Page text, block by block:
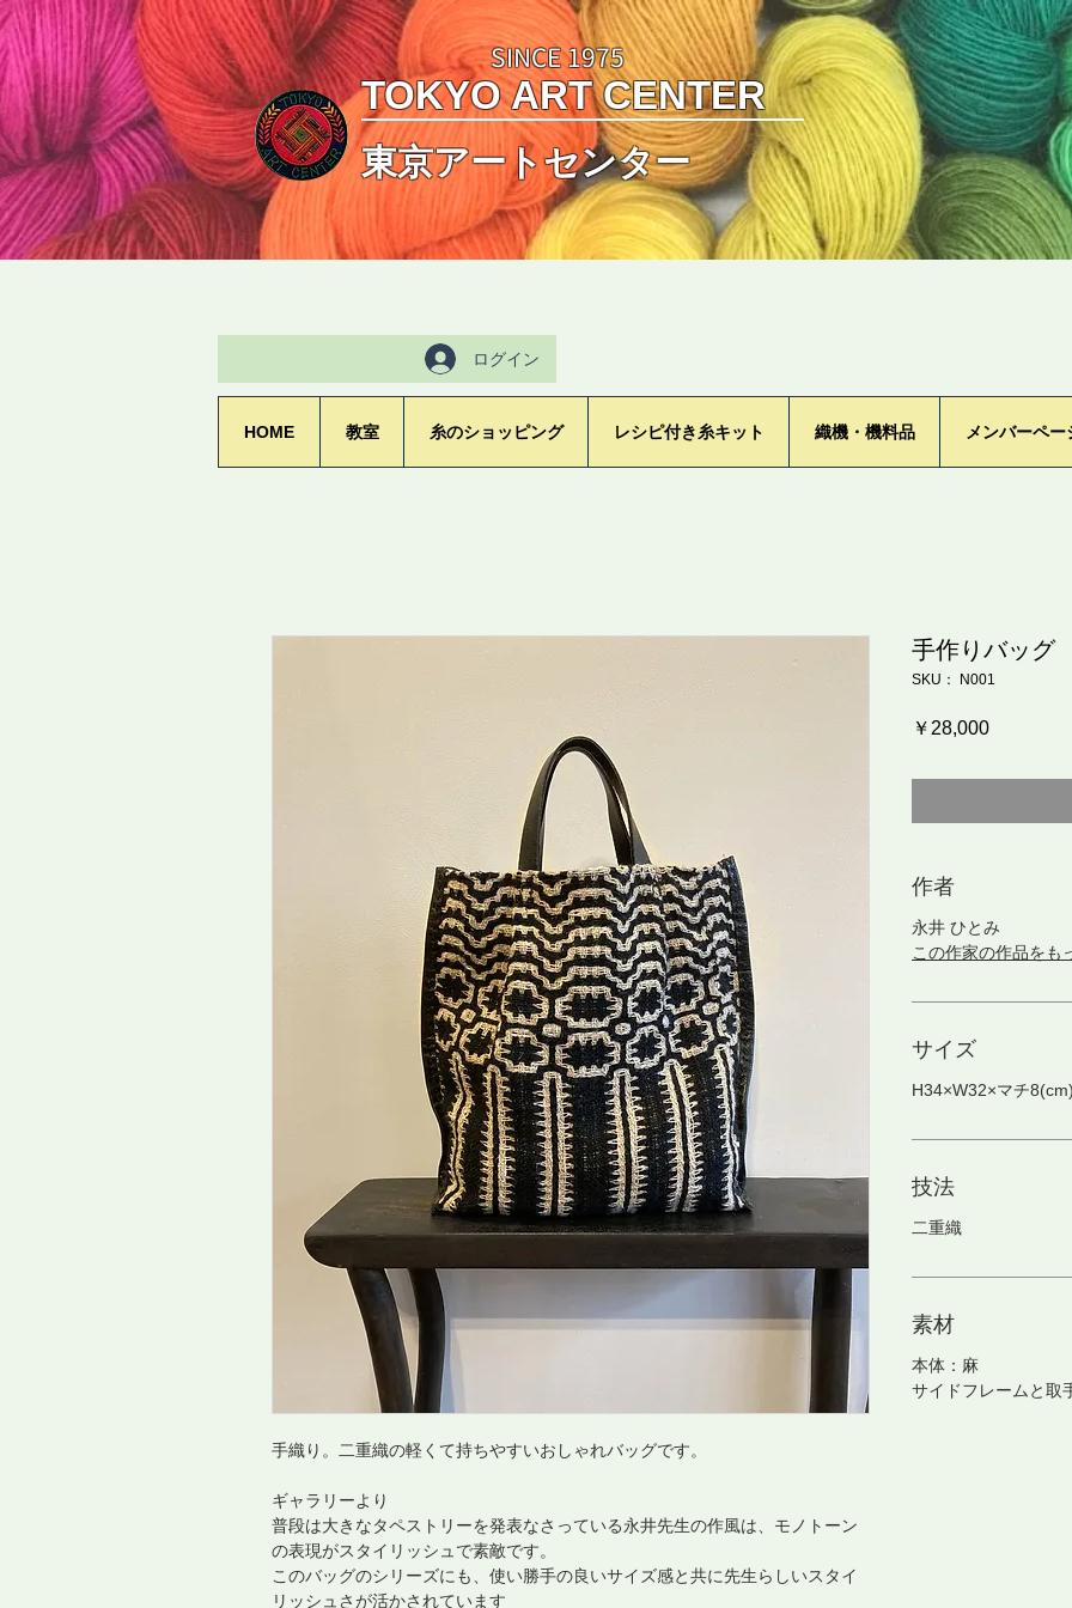
SINCE 1975
TOKYO ART CENTER
東京アートセンター
ログイン
HOME 教室 糸のショッピング レシピ付き糸キット 織機・機料品 メンバーペー
手織り。二重織の軽くて持ちやすいおしゃれバッグです。
ギャラリーより
普段は大きなタペストリーを発表なさっている永井先生の作風は、モノトーン
の表現がスタイリッシュで素敵です。
このバッグのシリーズにも、使い勝手の良いサイズ感と共に先生らしいスタイ
リッシュさが活かされています
手作りバッグ
SKU： N001
￥28,000価
作者
永井 ひとみ
この作家の作品をも
サイズ
H34×W32×マチ8(cm)
技法
二重織
素材
本体：麻
サイドフレームと取